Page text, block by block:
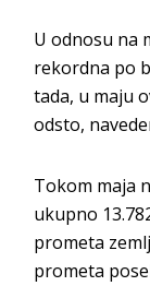
U odnosu na
rekordna po
tada, u maju
odsto,
Tokom maja
ukupno
prometa
prometa